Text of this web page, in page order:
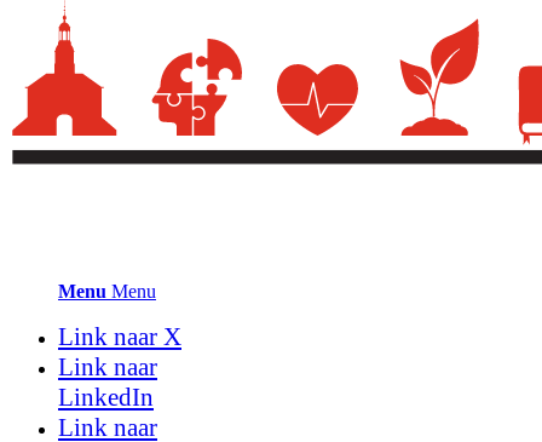
Menu Menu
Link naar X
Link naar
LinkedIn
Link naar